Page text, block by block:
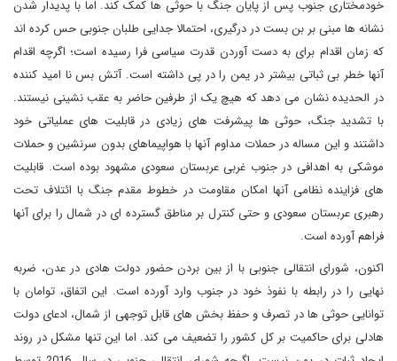
خودمختاری جنوب پس از پایان جنگ با حوثی ها کمک کند. اما با پدیدار شدن
نشانه ها مبنی بر بن بست در درگیری، احتمالا جدایی طلبان جنوبی حس کرده اند
که زمان اقدام برای به دست آوردن قدرت سیاسی فرا رسیده است؛ اگرچه اقدام
آنها خطر بی ثباتی بیشتر در یمن را در پی داشته است. آتش بس نا امید کننده
در الحدیده نشان می دهد که هیچ یک از طرفین حاضر به عقب نشینی نیستند.
با تشدید جنگ، حوثی ها پیشرفت های زیادی در قابلیت های عملیاتی خود
داشتند و این مساله در حملات مداوم آنها با هواپیماهای بدون سرنشین و حملات
موشکی به اهدافی در جنوب غربی عربستان سعودی مشهود بوده است. قابلیت
های فزاینده نظامی آنها امکان مقاومت در خطوط مقدم جنگ با ائتلاف تحت
رهبری عربستان سعودی و حتی کنترل بر مناطق گسترده ای در شمال را برای آنها
فراهم آورده است.
اکنون، شورای انتقالی جنوبی با از بین بردن حضور دولت هادی در عدن، ضربه
نهایی را در رابطه با نفوذ خود در جنوب وارد آورده است. این اتفاق، توامان با
توانایی حوثی ها در تصرف و حفظ بخش های قابل توجهی از شمال، ادعای دولت
هادلی برای حاکمیت بر کل کشور را تضعیف می کند. اما این تنها مشکل در روند